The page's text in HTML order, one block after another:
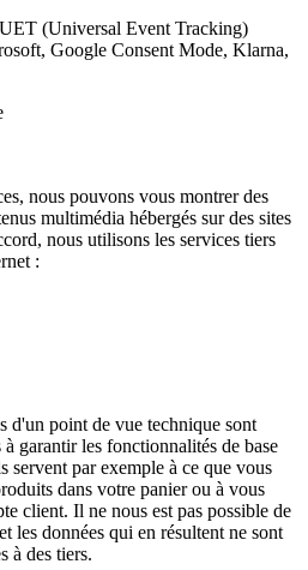
(Universal Event Tracking)
Google Consent Mode, Klarna,
nous pouvons vous montrer des
multimédia hébergés sur des sites
nous utilisons les services tiers
:
d'un point de vue technique sont
garantir les fonctionnalités de base
servent par exemple à ce que vous
dans votre panier ou à vous
client. Il ne nous est pas possible de
les données qui en résultent ne sont
à des tiers.